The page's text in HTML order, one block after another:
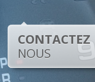
CONTACTEZ
NOUS